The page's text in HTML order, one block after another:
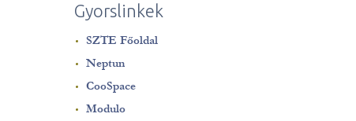
Gyorslinkek
SZTE Főoldal
Neptun
CooSpace
Modulo